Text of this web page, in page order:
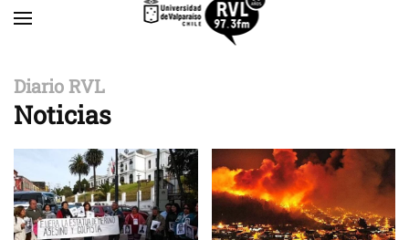
Diario RVL
Noticias